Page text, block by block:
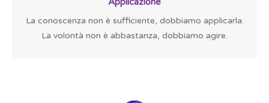
La conoscenza non è sufficiente, dobbiamo applicarla.
La volontà non è abbastanza, dobbiamo agire.